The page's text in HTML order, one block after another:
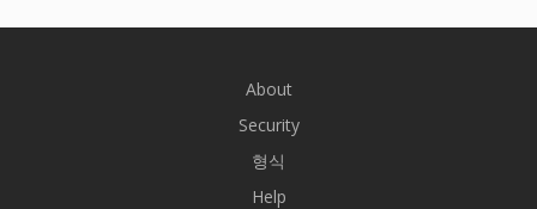
About
Security
형식
Help